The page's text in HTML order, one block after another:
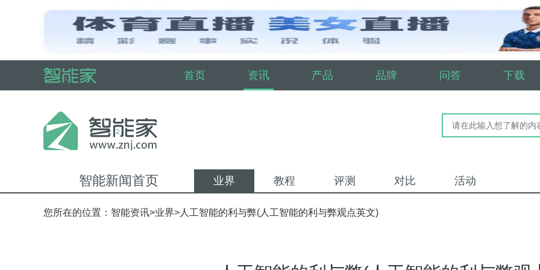
首页 资讯 产品 品牌 问答 下载
智能新闻首页 业界 教程 评测 对比 活动
您所在的位置： 智能资讯>业界>人工智能的利与弊(人工智能的利与弊观点英文)